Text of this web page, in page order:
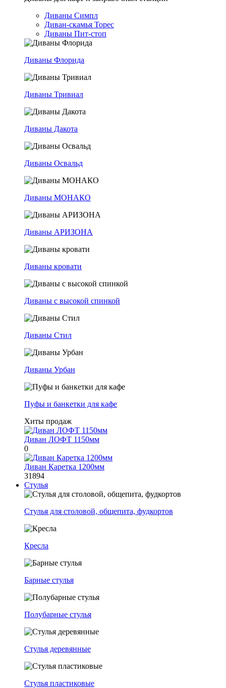
Диваны Симпл
Диван-скамья Торес
Диваны Пит-стоп
Диваны Флорида
Диваны Тривиал
Диваны Дакота
Диваны Освальд
Диваны МОНАКО
Диваны АРИЗОНА
Диваны кровати
Диваны с высокой спинкой
Диваны Стил
Диваны Урбан
Пуфы и банкетки для кафе
Хиты продаж
Диван ЛОФТ 1150мм
0
Диван Каретка 1200мм
31894
Стулья
Стулья для столовой, общепита, фудкортов
Кресла
Барные стулья
Полубарные стулья
Стулья деревянные
Стулья пластиковые